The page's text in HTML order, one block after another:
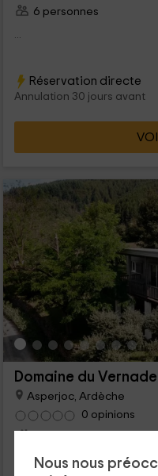
Nous nous
6 personnes
Réservation directe
Annulation 30 jours avant
Domaine du
Asperjoc, Ardèche
0 opinions
6 personnes